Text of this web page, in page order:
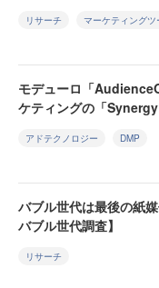
リサーチ マーケティングツ
モデューロ「
ケティングの「
アドテクノロジー DMP
バブル世代は最後の紙
バブル世代調査】
リサーチ